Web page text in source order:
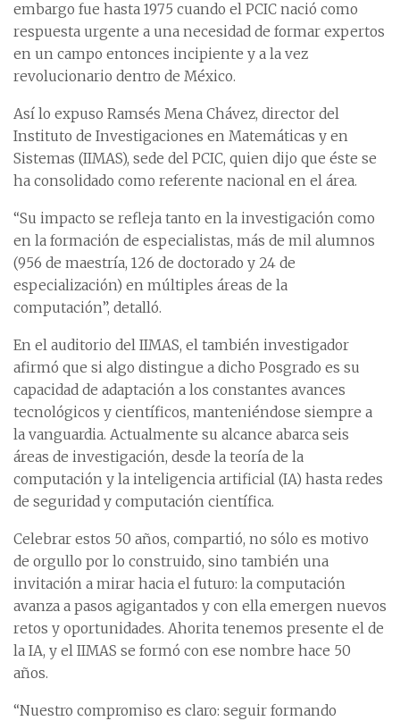
embargo fue hasta 1975 cuando el PCIC nació como
respuesta urgente a una necesidad de formar expertos
en un campo entonces incipiente y a la vez
revolucionario dentro de México.
Así lo expuso Ramsés Mena Chávez, director del
Instituto de Investigaciones en Matemáticas y en
Sistemas (IIMAS), sede del PCIC, quien dijo que éste se
ha consolidado como referente nacional en el área.
“Su impacto se refleja tanto en la investigación como
en la formación de especialistas, más de mil alumnos
(956 de maestría, 126 de doctorado y 24 de
especialización) en múltiples áreas de la
computación”, detalló.
En el auditorio del IIMAS, el también investigador
afirmó que si algo distingue a dicho Posgrado es su
capacidad de adaptación a los constantes avances
tecnológicos y científicos, manteniéndose siempre a
la vanguardia. Actualmente su alcance abarca seis
áreas de investigación, desde la teoría de la
computación y la inteligencia artificial (IA) hasta redes
de seguridad y computación científica.
Celebrar estos 50 años, compartió, no sólo es motivo
de orgullo por lo construido, sino también una
invitación a mirar hacia el futuro: la computación
avanza a pasos agigantados y con ella emergen nuevos
retos y oportunidades. Ahorita tenemos presente el de
la IA, y el IIMAS se formó con ese nombre hace 50
años.
“Nuestro compromiso es claro: seguir formando